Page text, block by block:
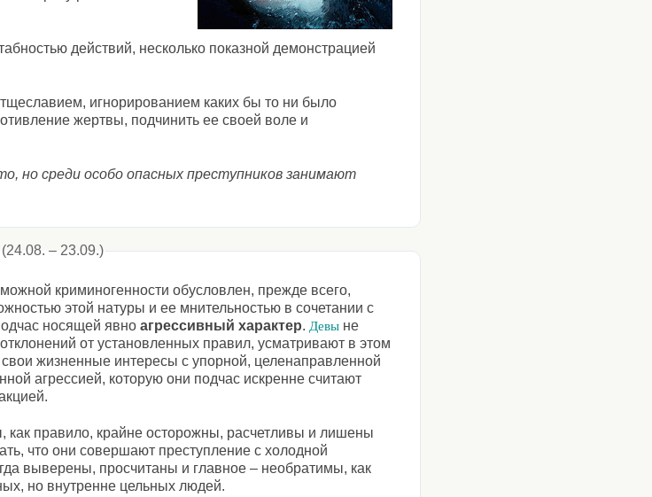
действий, несколько показной демонстрацией
игнорированием каких бы то ни было
жертвы, подчинить ее своей воле и
но среди особо опасных преступников занимают
(24.08. – 23.09.)
криминогенности обусловлен, прежде всего,
этой натуры и ее мнительностью в сочетании с
носящей явноагрессивный характер. Девы не
от установленных правил, усматривают в этом
свои жизненные интересы с упорной, целенаправленной
агрессией, которую они подчас искренне считают
как правило, крайне осторожны, расчетливы и лишены
что они совершают преступление с холодной
выверены, просчитаны и главное – необратимы, как
но внутренне цельных людей.